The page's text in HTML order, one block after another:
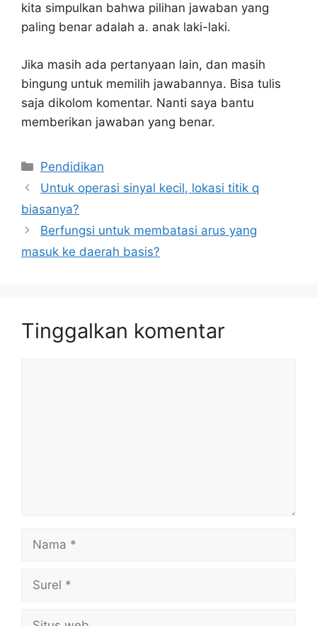
kita simpulkan bahwa pilihan jawaban yang
paling benar adalah a. anak laki-laki.
Jika masih ada pertanyaan lain, dan masih
bingung untuk memilih jawabannya. Bisa tulis
saja dikolom komentar. Nanti saya bantu
memberikan jawaban yang benar.
Kategori
Pendidikan
Untuk operasi sinyal kecil, lokasi titik q
biasanya?
Berfungsi untuk membatasi arus yang
masuk ke daerah basis?
Tinggalkan komentar